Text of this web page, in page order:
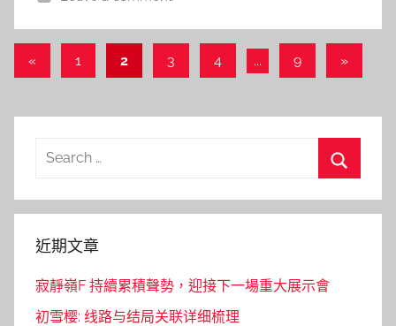
文
導
«Previous
1 2 3 4 ... 9
Next
»
Search
近期文章
寂靜嶺F 持續累積聲勢，迎接下一場重大展示會
初雪樱: 线路与结局关联详细梳理